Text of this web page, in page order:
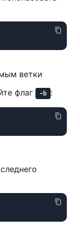
ветки
флаг -b :